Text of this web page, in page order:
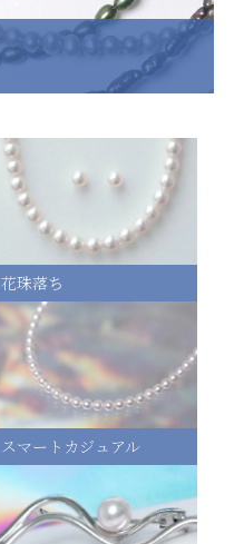
花珠落ち
スマートカジュアル